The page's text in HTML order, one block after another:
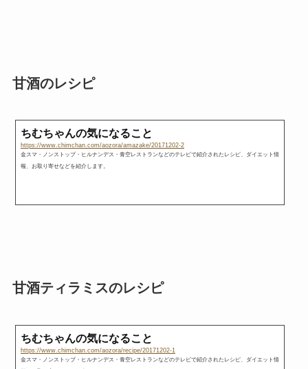
甘酒のレシピ
ちむちゃんの気になること
https://www.chimchan.com/aozora/amazake/20171202-2
金スマ・ノンストップ・ヒルナンデス・青空レストランなどのテレビで紹介されたレシピ、ダイエット情
報、お取り寄せなどを紹介します。
甘酒ティラミスのレシピ
ちむちゃんの気になること
https://www.chimchan.com/aozora/recipe/20171202-1
金スマ・ノンストップ・ヒルナンデス・青空レストランなどのテレビで紹介されたレシピ、ダイエット情